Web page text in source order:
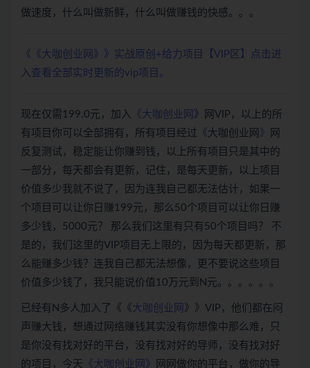
做速度，什么叫做新鲜，什么叫做赚钱的快感。。。
《《大咖创业网》》实战原创+给力项目【VIP区】点击进
入查看全部实时更新的vip项目。
现在仅需199.0元，加入 《大咖创业网 》网VIP，以上的所
有项目你可以全部拥有，所有项目经过 《大咖创业网 》
网
反复测试，稳定能让你赚到钱，以上所有项目只是其中的
一部分，每天都会有更新，记住，是每天更新，以上项目
价值多少我就不说了，因为连我自己都无法估计，如果一
个项目可以让你日赚199元，那么50个项目可以让你日赚
多少钱，5000元？ 那么我们这里有只有50个项目吗？ 不
是的，我们这里的VIP项目无上限的，因为每天都更新，那
么能赚多少钱？连我自己都无法想像，更不要说这些项目
价值多少钱了，我只能说价值10万元到N元。。。。。。
已经有N多人加入了《《大咖创业网 》》VIP，他们都在闷
声赚大钱，想通过网络赚钱其实没有你想像中那么难，只
是你没有找对好的平台，没有找对好的导师，没有找对好
的项目，今天 《大咖创业网 》 网网做你的平台，做你的导